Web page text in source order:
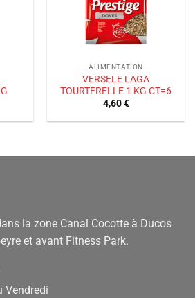
ALIMENTATION
VERSELE LAGA
TOURTERELLE 1 KG CT=6
4,60€
la zone Canal Cocotte à Ducos
et avant Fitness Park.
Vendredi